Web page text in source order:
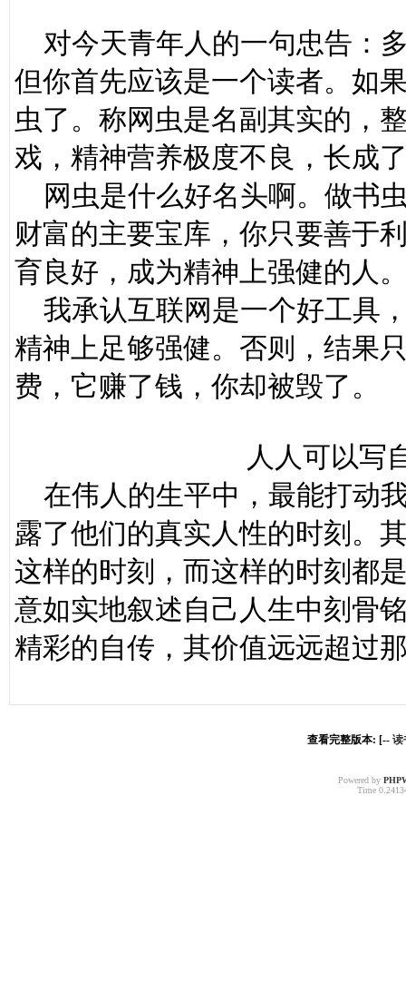
对今天青年人的一句忠告：
但你首先应该是一个读者。如
虫了。称网虫是名副其实的，
戏，精神营养极度不良，长成
网虫是什么好名头啊。做书
财富的主要宝库，你只要善于
育良好，成为精神上强健的人
我承认互联网是一个好工具
精神上足够强健。否则，结果
费，它赚了钱，你却被毁了。
人人可以写自
在伟人的生平中，最能打动
露了他们的真实人性的时刻。
这样的时刻，而这样的时刻都
意如实地叙述自己人生中刻骨
精彩的自传，其价值远远超过
查看完整版本: [-- 读
Powered by
Time